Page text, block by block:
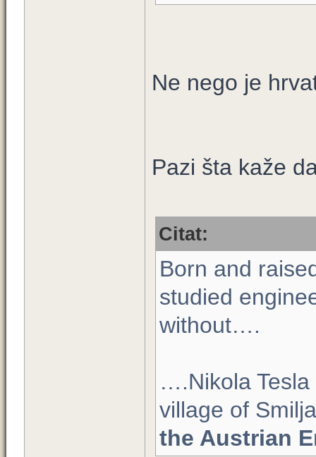
Ne nego je
Pazi šta kaže
Citat:
Born and
studied
without….
….Nikola
village of
the Austrian